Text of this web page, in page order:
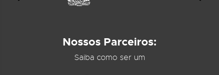
Nossos Parceiros:
Saiba como ser um